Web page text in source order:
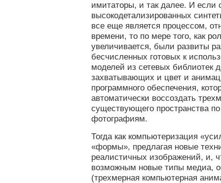
имитаторы, и так далее. И если
высокодетализированных
все еще является процессом,
времени, то по мере того, как
увеличивается, были развиты
бесчисленных готовых к
моделей из сетевых библиотек
захватывающих и цвет и
программного обеспечения,
автоматически воссоздать
существующего пространства
фотографиям.
Тогда как компьютеризация
«формы», предлагая новые
реалистичных изображений, и,
возможным новые типы медиа,
(трехмерная компьютерная